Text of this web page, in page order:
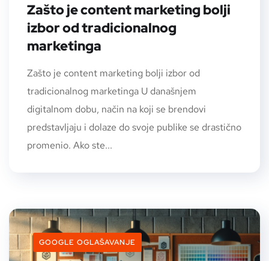
Zašto je content marketing bolji
izbor od tradicionalnog
marketinga
Zašto je content marketing bolji izbor od
tradicionalnog marketinga U današnjem
digitalnom dobu, način na koji se brendovi
predstavljaju i dolaze do svoje publike se drastično
promenio. Ako ste...
GOOGLE OGLAŠAVANJE